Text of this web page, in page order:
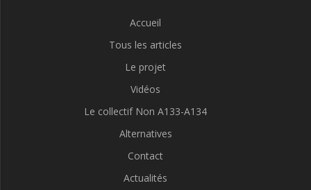
Accueil
Tous les articles
Le projet
Vidéos
Le collectif Non A133-A134
Alternatives
Contact
Actualités